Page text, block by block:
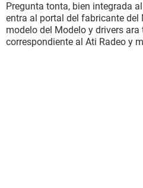
Pregunta tonta, bien integrada
entra al portal del fabricante del
modelo del Modelo y drivers
correspondiente al Ati Radeo y